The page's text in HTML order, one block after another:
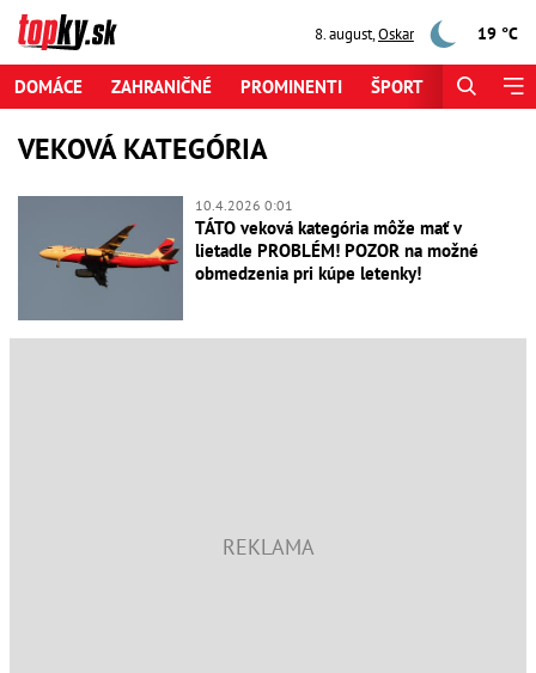
8. august,Oskar 19 °C
DOMÁCE ZAHRANIČNÉ PROMINENTI ŠPORT
VEKOVÁ KATEGÓRIA
10.4.2026 0:01
TÁTO veková kategória môže mať v
lietadle PROBLÉM! POZOR na možné
obmedzenia pri kúpe letenky!